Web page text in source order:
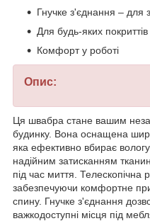
Гнучке з'єднання – для
Для будь-яких покриттів
Комфорт у роботі
Опис:
Ця швабра стане вашим
будинку. Вона оснащена
яка ефективно вбирає
надійним затисканням
під час миття. Телескопічна
забезпечуючи комфортне
спину. Гнучке з'єднання
важкодоступні місця під